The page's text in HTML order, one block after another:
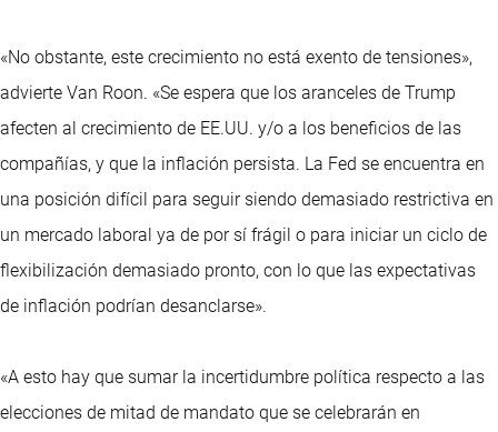
«No obstante, este crecimiento no está exento de tensiones»,
advierte Van Roon. «Se espera que los aranceles de Trump
afecten al crecimiento de EE.UU. y/o a los beneficios de las
compañías, y que la inflación persista. La Fed se encuentra en
una posición difícil para seguir siendo demasiado restrictiva en
un mercado laboral ya de por sí frágil o para iniciar un ciclo de
flexibilización demasiado pronto, con lo que las expectativas
de inflación podrían desanclarse».
«A esto hay que sumar la incertidumbre política respecto a las
elecciones de mitad de mandato que se celebrarán en